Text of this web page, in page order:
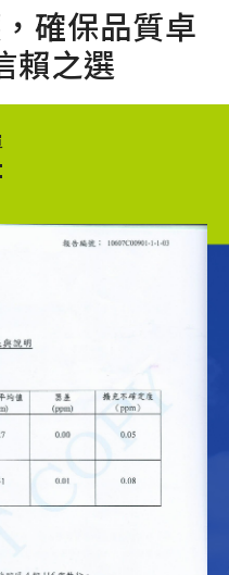
確保品質卓
賴之選
聲明
估
析